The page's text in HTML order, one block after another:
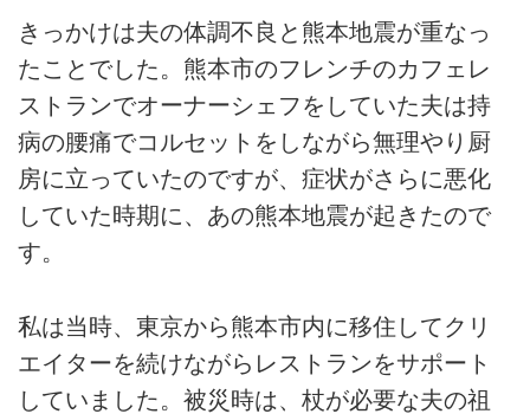
きっかけは夫の体調不良と熊本地震が重なっ
たことでした。熊本市のフレンチのカフェレ
ストランでオーナーシェフをしていた夫は持
病の腰痛でコルセットをしながら無理やり厨
房に立っていたのですが、症状がさらに悪化
していた時期に、あの熊本地震が起きたので
す。
私は当時、東京から熊本市内に移住してクリ
エイターを続けながらレストランをサポート
していました。被災時は、杖が必要な夫の祖